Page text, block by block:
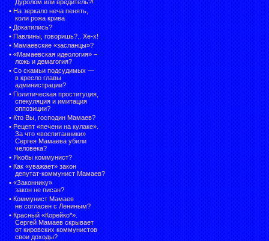
Дуролом или вредитель?!
• На зеркало неча пенять,
коли рожа крива
• Докатились?
• Павлины, говоришь?.. Хе-х!
• Мамаевские «засланцы»?
• «Мамаевская идеология» –
ложь и демагогия?
• Со скамьи подсудимых —
в кресло главы
администрации?
• Политическая проституция,
спекуляция и имитация
оппозиции?
• Кто Вы, господин Мамаев?
• Рецепт «печени на кулаке».
За что «воспитанники»
Сергея Мамаева убили
человека?
• Якобы коммунист?
• Как «уважает» закон
депутат-коммунист Мамаев?
• «Законнику»
закон не писан?
• Коммунист Мамаев
не согласен с Лениным?
• Красный «Корейко*».
Сергей Мамаев скрывает
от кировских коммунистов
свои доходы?